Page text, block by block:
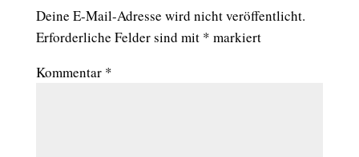
Deine E-Mail-Adresse wird nicht veröffentlicht.
Erforderliche Felder sind mit * markiert
Kommentar *